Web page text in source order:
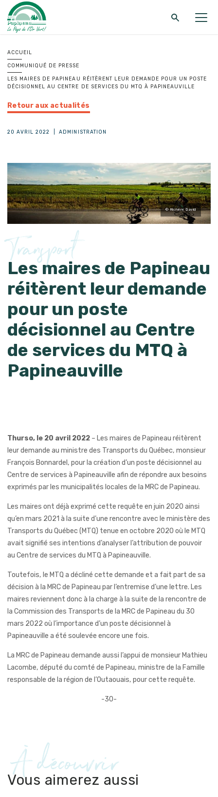
MRC DE PAPINEAU
FONDS ET PROGRAMMES
ACCUEIL
COMMUNIQUÉ DE PRESSE
LES MAIRES DE PAPINEAU RÉITÈRENT LEUR DEMANDE POUR UN POSTE
DÉCISIONNEL AU CENTRE DE SERVICES DU MTQ À PAPINEAUVILLE
Retour aux actualités
20 AVRIL 2022 ADMINISTRATION
Transport
Les maires de Papineau
réitèrent leur demande
pour un poste
décisionnel au Centre
de services du MTQ à
Papineauville
© Richère David
Thurso, le 20 avril 2022 – Les maires de Papineau réitèrent
leur demande au ministre des Transports du Québec, monsieur
François Bonnardel, pour la création d’un poste décisionnel au
Centre de services à Papineauville afin de répondre aux besoins
exprimés par les municipalités locales de la MRC de Papineau.
Les maires ont déjà exprimé cette requête en juin 2020 ainsi
qu’en mars 2021 à la suite d’une rencontre avec le ministère des
Transports du Québec (MTQ) tenue en octobre 2020 où le MTQ
avait signifié ses intentions d’analyser l’attribution de pouvoir
au Centre de services du MTQ à Papineauville.
Toutefois, le MTQ a décliné cette demande et a fait part de sa
décision à la MRC de Papineau par l’entremise d’une lettre. Les
maires reviennent donc à la charge à la suite de la rencontre de
la Commission des Transports de la MRC de Papineau du 30
mars 2022 où l’importance d’un poste décisionnel à
Papineauville a été soulevée encore une fois.
La MRC de Papineau demande aussi l’appui de monsieur Mathieu
Lacombe, député du comté de Papineau, ministre de la Famille
responsable de la région de l’Outaouais, pour cette requête.
-30-
À découvrir
Vous aimerez aussi